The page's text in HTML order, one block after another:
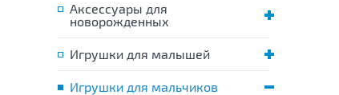
Аксессуары для
новорожденных
Игрушки для малышей
Игрушки для мальчиков